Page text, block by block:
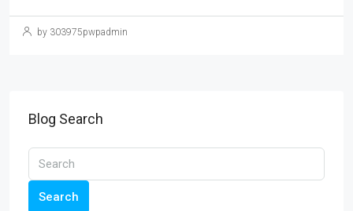
by 303975pwpadmin
Blog Search
Search